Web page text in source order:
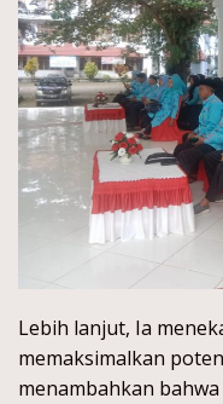
Lebih lanjut, Ia
memaksimalkan
menambahkan